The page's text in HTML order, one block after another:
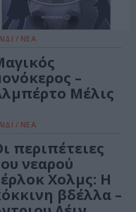
/ ΝΕΑ
–
Μέλις
/ ΝΕΑ
περιπέτειες
νεαρού
Χολμς: Η
βδέλλα –